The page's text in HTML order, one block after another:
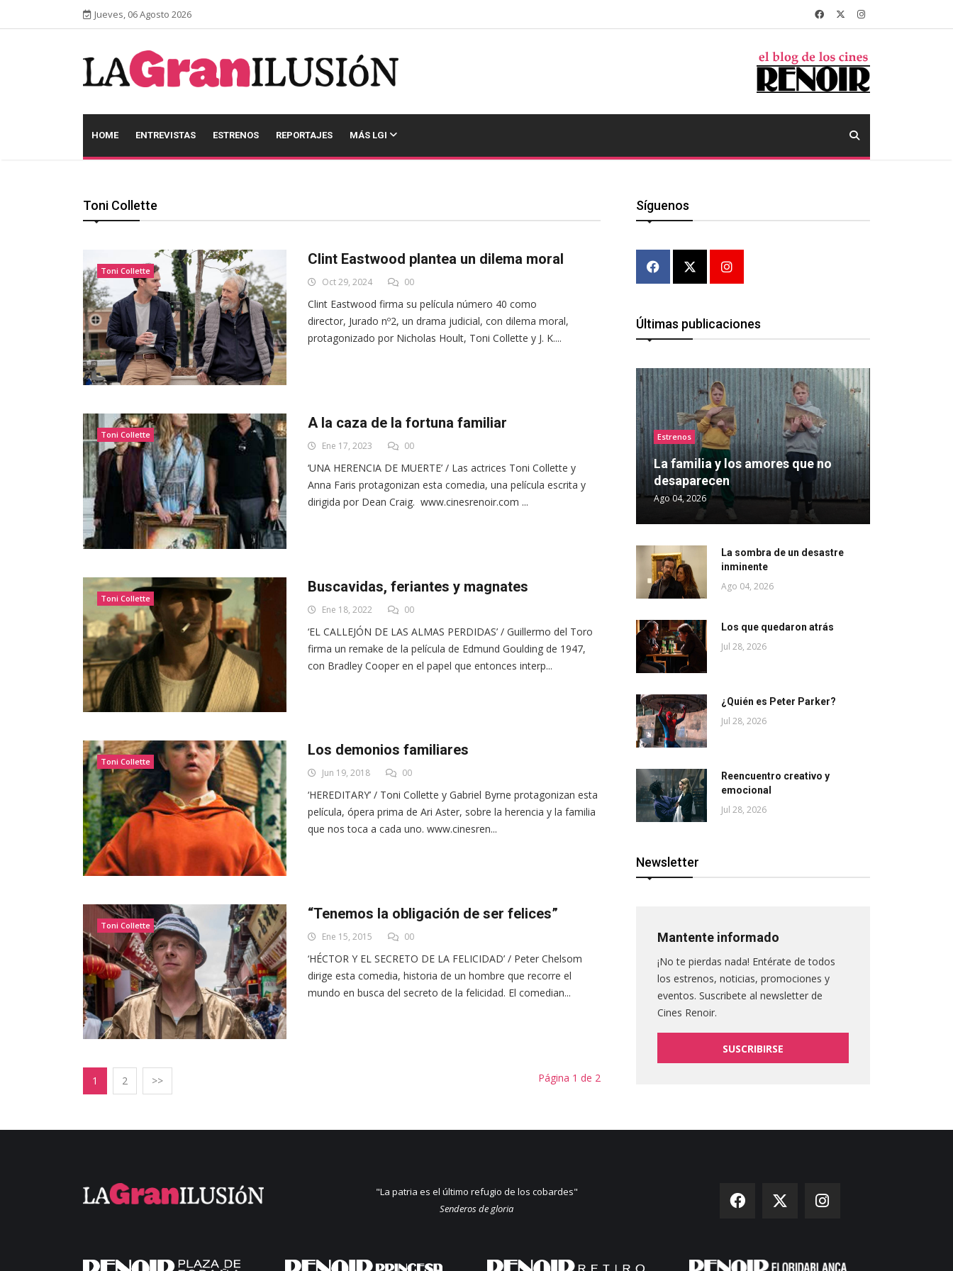
Jueves, 06 Agosto 2026
HOME ENTREVISTAS ESTRENOS REPORTAJES MÁS LGI
Toni Collette
Toni Collette
Clint Eastwood plantea un dilema moral
Oct 29, 2024 00
Clint Eastwood firma su película número 40 como
director, Jurado nº2, un drama judicial, con dilema moral,
protagonizado por Nicholas Hoult, Toni Collette y J. K....
Toni Collette
A la caza de la fortuna familiar
Ene 17, 2023 00
‘UNA HERENCIA DE MUERTE’ / Las actrices Toni Collette y
Anna Faris protagonizan esta comedia, una película escrita y
dirigida por Dean Craig. www.cinesrenoir.com ...
Toni Collette
Buscavidas, feriantes y magnates
Ene 18, 2022 00
‘EL CALLEJÓN DE LAS ALMAS PERDIDAS’ / Guillermo del Toro
firma un remake de la película de Edmund Goulding de 1947,
con Bradley Cooper en el papel que entonces interp...
Toni Collette
Los demonios familiares
Jun 19, 2018 00
‘HEREDITARY’ / Toni Collette y Gabriel Byrne protagonizan esta
película, ópera prima de Ari Aster, sobre la herencia y la familia
que nos toca a cada uno. www.cinesren...
Toni Collette
“Tenemos la obligación de ser felices”
Ene 15, 2015 00
‘HÉCTOR Y EL SECRETO DE LA FELICIDAD’ / Peter Chelsom
dirige esta comedia, historia de un hombre que recorre el
mundo en busca del secreto de la felicidad. El comedian...
1 2 >> Página 1 de 2
Síguenos
Últimas publicaciones
Estrenos
La familia y los amores que no
desaparecen
Ago 04, 2026
La sombra de un desastre
inminente
Ago 04, 2026
Los que quedaron atrás
Jul 28, 2026
¿Quién es Peter Parker?
Jul 28, 2026
Reencuentro creativo y
emocional
Jul 28, 2026
Newsletter
Mantente informado
¡No te pierdas nada! Entérate de todos
los estrenos, noticias, promociones y
eventos. Suscribete al newsletter de
Cines Renoir.
SUSCRIBIRSE
"La patria es el último refugio de los cobardes"
Senderos de gloria